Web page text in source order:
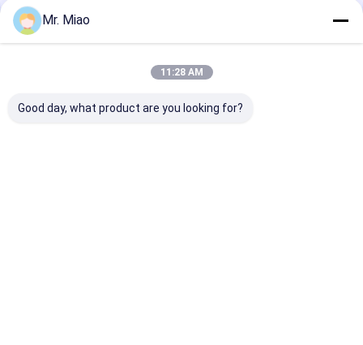
Mr. Miao
11:28 AM
Good day, what product are you looking for?